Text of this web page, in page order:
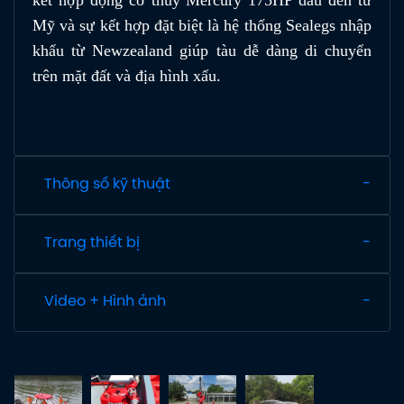
Mỹ và sự kết hợp đặt biệt là hệ thống Sealegs nhập
khẩu từ Newzealand giúp tàu dễ dàng di chuyển
trên mặt đất và địa hình xấu.
Thông số kỹ thuật
Trang thiết bị
Video + Hình ảnh